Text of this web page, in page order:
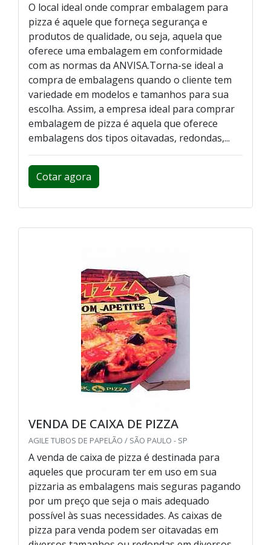
O local ideal onde comprar embalagem para
pizza é aquele que forneça segurança e
produtos de qualidade, ou seja, aquela que
oferece uma embalagem em conformidade
com as normas da ANVISA.Torna-se ideal a
compra de embalagens quando o cliente tem
variedade em modelos e tamanhos para sua
escolha. Assim, a empresa ideal para comprar
embalagem de pizza é aquela que oferece
embalagens dos tipos oitavadas, redondas,...
Cotar agora
VENDA DE CAIXA DE PIZZA
AGILE TUBOS DE PAPELÃO / SÃO PAULO - SP
A venda de caixa de pizza é destinada para
aqueles que procuram ter em uso em sua
pizzaria as embalagens mais seguras pagando
por um preço que seja o mais adequado
possível às suas necessidades. As caixas de
pizza para venda podem ser oitavadas em